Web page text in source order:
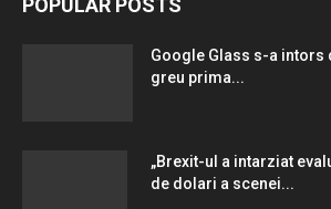
POPULAR POSTS
Google Glass s-a intors
greu prima...
„Brexit-ul a intarziat
de dolari a scenei...